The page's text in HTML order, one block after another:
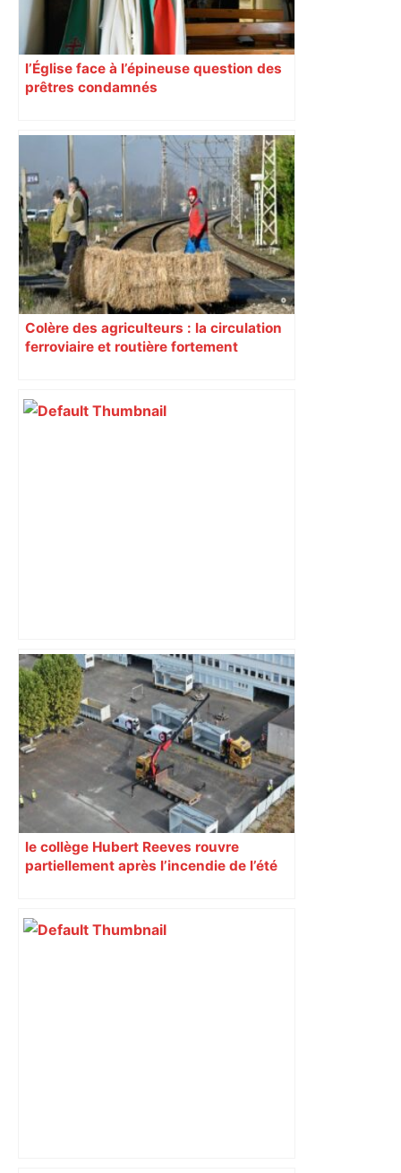
l’Église face à l’épineuse question des
prêtres condamnés
Colère des agriculteurs : la circulation
ferroviaire et routière fortement
Alliance PS/LFI à Toulouse : Marc
Sztulman claque la porte – RMC
le collège Hubert Reeves rouvre
partiellement après l’incendie de l’été